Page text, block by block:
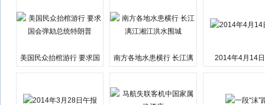
美国民众抬棺游行 要求国
南方各地水患横行 长江漓
2014年4月14